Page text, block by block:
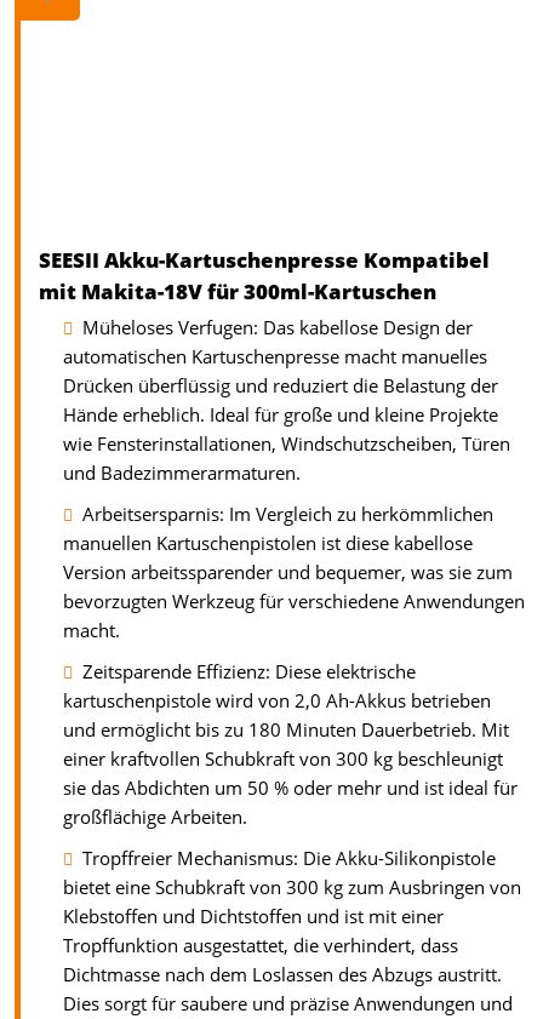
SEESII Akku-Kartuschenpresse Kompatibel
mit Makita-18V für 300ml-Kartuschen
Müheloses Verfugen: Das kabellose Design der
automatischen Kartuschenpresse macht manuelles
Drücken überflüssig und reduziert die Belastung der
Hände erheblich. Ideal für große und kleine Projekte
wie Fensterinstallationen, Windschutzscheiben, Türen
und Badezimmerarmaturen.
Arbeitsersparnis: Im Vergleich zu herkömmlichen
manuellen Kartuschenpistolen ist diese kabellose
Version arbeitssparender und bequemer, was sie zum
bevorzugten Werkzeug für verschiedene Anwendungen
macht.
Zeitsparende Effizienz: Diese elektrische
kartuschenpistole wird von 2,0 Ah-Akkus betrieben
und ermöglicht bis zu 180 Minuten Dauerbetrieb. Mit
einer kraftvollen Schubkraft von 300 kg beschleunigt
sie das Abdichten um 50 % oder mehr und ist ideal für
großflächige Arbeiten.
Tropffreier Mechanismus: Die Akku-Silikonpistole
bietet eine Schubkraft von 300 kg zum Ausbringen von
Klebstoffen und Dichtstoffen und ist mit einer
Tropffunktion ausgestattet, die verhindert, dass
Dichtmasse nach dem Loslassen des Abzugs austritt.
Dies sorgt für saubere und präzise Anwendungen und